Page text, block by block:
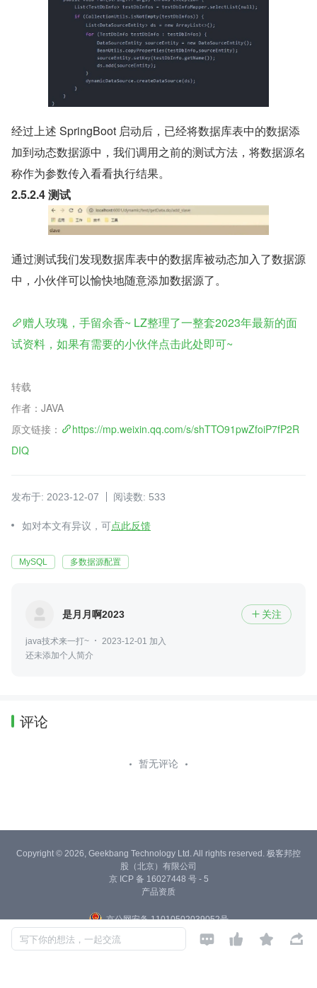
经过上述 SpringBoot 启动后，已经将数据库表中的数据添
加到动态数据源中，我们调用之前的测试方法，将数据源名
称作为参数传入看看执行结果。
2.5.2.4 测试
通过测试我们发现数据库表中的数据库被动态加入了数据源
中，小伙伴可以愉快地随意添加数据源了。
赠人玫瑰，手留余香~ LZ整理了一整套2023年最新的面
试资料，如果有需要的小伙伴点击此处即可~
转载
作者：JAVA
原文链接：
https://mp.weixin.qq.com/s/shTTO91pwZfoiP7fP2R
DIQ
发布于: 2023-12-07 阅读数: 533
如对本文有异议，可点此反馈
MySQL 多数据源配置
是月月啊2023  关注
java技术来一打~
2023-12-01 加入
还未添加个人简介
评论
暂无评论
写下你的想法，一起交流    
Copyright © 2026, Geekbang Technology Ltd. All rights reserved. 极客邦控
股（北京）有限公司
京 ICP 备 16027448 号 - 5
产品资质
京公网安备 11010502039052号